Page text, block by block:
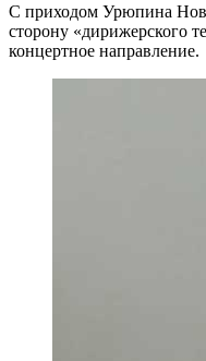
С приходом Урюпина
сторону «дирижерского
концертное направление.